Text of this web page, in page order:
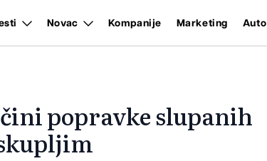
Novac Kompanije Marketing Auto
popravke slupanih